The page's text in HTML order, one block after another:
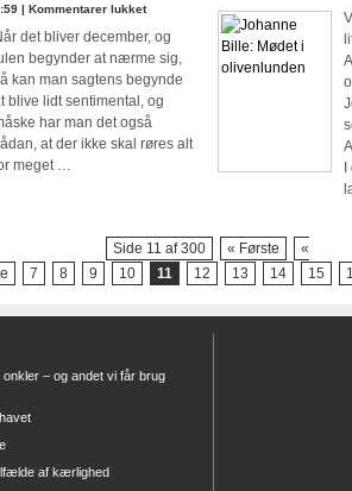
| Kommentarer lukkettil
Skram,
Hjalmar
og
det bliver december, og
begynder at nærme sig,
kan man sagtens begynde
blive lidt sentimental, og
har man det også
at der ikke skal røres alt
meget …
Side 11 af 300 « Første
«
7 8 9 10 11 12 13 14 15
onkler – og andet vi får brug
af kærlighed